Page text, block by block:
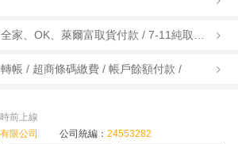
帳 / 超商條碼繳費 / 帳戶餘額付款 /
前上線
限公司 公司統編： 24553282